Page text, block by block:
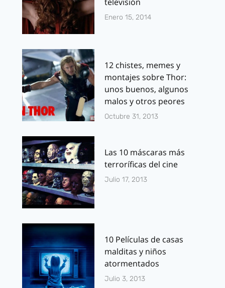
Enero 15, 2014
12 chistes, memes y
montajes sobre Thor:
unos buenos, algunos
malos y otros peores
Octubre 31, 2013
Las 10 máscaras más
terroríficas del cine
Julio 17, 2013
10 Películas de casas
malditas y niños
atormentados
Julio 3, 2013